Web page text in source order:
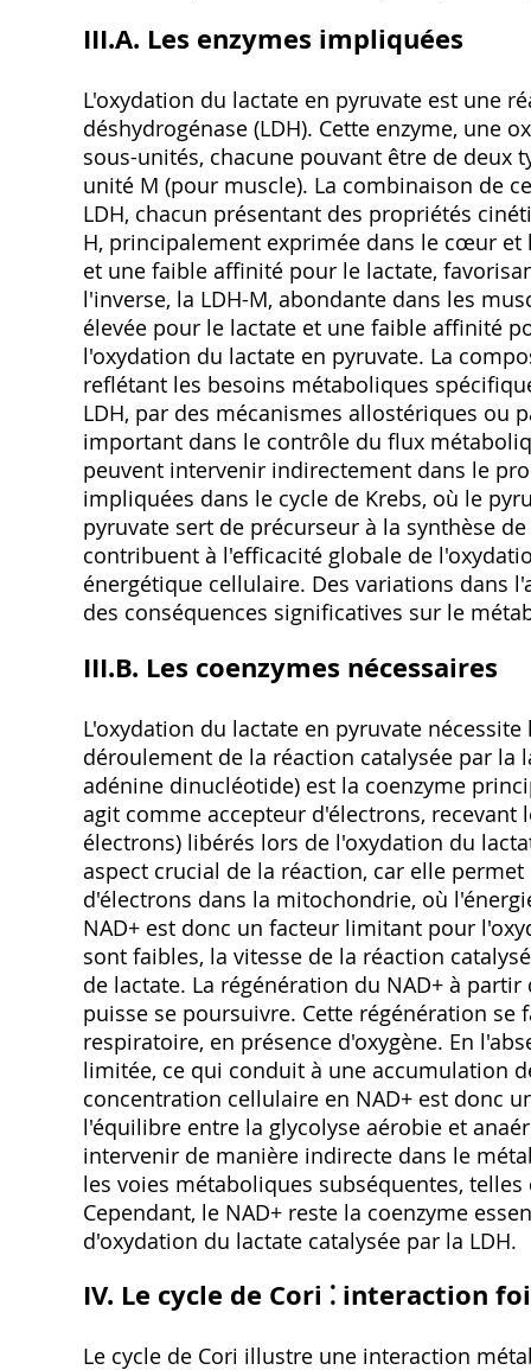
III.A. Les enzymes impliquées
L'oxydation du lactate en pyruvate est une
déshydrogénase (LDH). Cette enzyme, une
sous-unités, chacune pouvant être de deux
unité M (pour muscle). La combinaison de
LDH, chacun présentant des propriétés
H, principalement exprimée dans le cœur
et une faible affinité pour le lactate,
l'inverse, la LDH-M, abondante dans les
élevée pour le lactate et une faible affinité
l'oxydation du lactate en pyruvate. La
reflétant les besoins métaboliques
LDH, par des mécanismes allostériques ou
important dans le contrôle du flux
peuvent intervenir indirectement dans le
impliquées dans le cycle de Krebs, où le
pyruvate sert de précurseur à la synthèse
contribuent à l'efficacité globale de
énergétique cellulaire. Des variations dans
des conséquences significatives sur le
III.B. Les coenzymes nécessaires
L'oxydation du lactate en pyruvate
déroulement de la réaction catalysée par la
adénine dinucléotide) est la coenzyme
agit comme accepteur d'électrons,
électrons) libérés lors de l'oxydation du
aspect crucial de la réaction, car elle
d'électrons dans la mitochondrie, où
NAD+ est donc un facteur limitant pour
sont faibles, la vitesse de la réaction
de lactate. La régénération du NAD+ à
puisse se poursuivre. Cette régénération
respiratoire, en présence d'oxygène. En
limitée, ce qui conduit à une accumulation
concentration cellulaire en NAD+ est donc
l'équilibre entre la glycolyse aérobie et
intervenir de manière indirecte dans le
les voies métaboliques subséquentes,
Cependant, le NAD+ reste la coenzyme
d'oxydation du lactate catalysée par la LDH.
IV. Le cycle de Cori ⁚ interaction
Le cycle de Cori illustre une interaction